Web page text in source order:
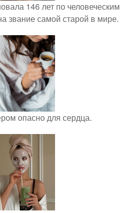
146 лет по человеческим
звание самой старой в мире.
опасно для сердца.